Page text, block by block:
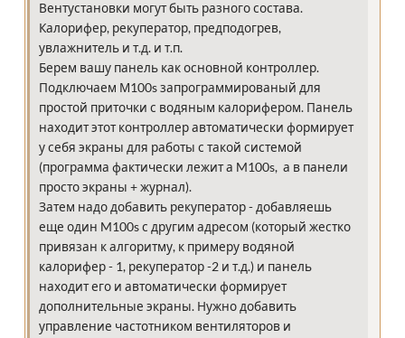
Вентустановки могут быть разного состава.
Калорифер, рекуператор, предподогрев,
увлажнитель и т.д. и т.п.
Берем вашу панель как основной контроллер.
Подключаем М100s запрограммированый для
простой приточки с водяным калорифером. Панель
находит этот контроллер автоматически формирует
у себя экраны для работы с такой системой
(программа фактически лежит а M100s, а в панели
просто экраны + журнал).
Затем надо добавить рекуператор - добавляешь
еще один M100s с другим адресом (который жестко
привязан к алгоритму, к примеру водяной
калорифер - 1, рекуператор -2 и т.д.) и панель
находит его и автоматически формирует
дополнительные экраны. Нужно добавить
управление частотником вентиляторов и